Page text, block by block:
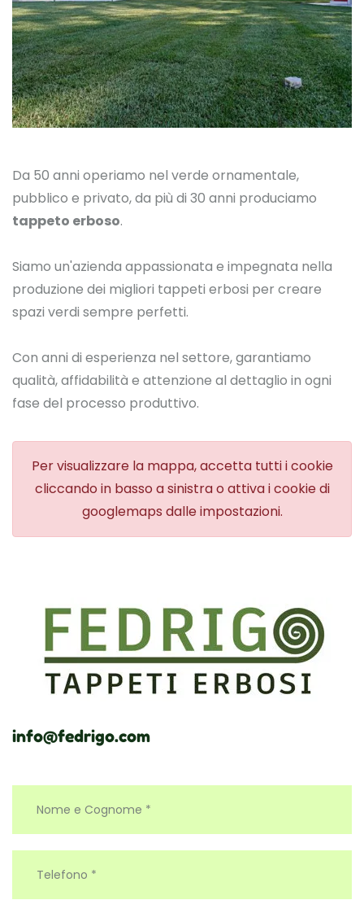
Da 50 anni operiamo nel verde ornamentale,
pubblico e privato, da più di 30 anni produciamo
tappeto erboso.
Siamo un'azienda appassionata e impegnata nella
produzione dei migliori tappeti erbosi per creare
spazi verdi sempre perfetti.
Con anni di esperienza nel settore, garantiamo
qualità, affidabilità e attenzione al dettaglio in ogni
fase del processo produttivo.
Per visualizzare la mappa, accetta tutti i cookie
cliccando in basso a sinistra o attiva i cookie di
googlemaps dalle impostazioni.
info@fedrigo.com